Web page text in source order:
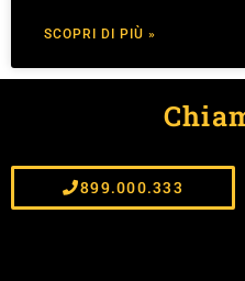
SCOPRI DI PIÙ »
899.000.333